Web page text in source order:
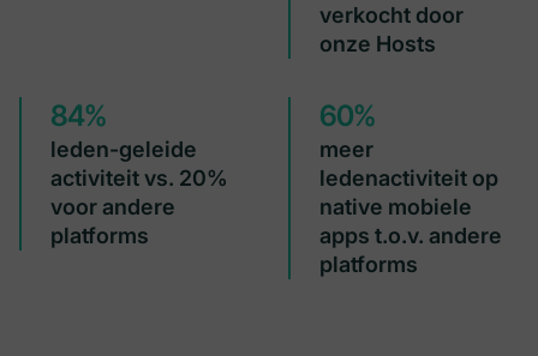
verkocht door
onze Hosts
84%
leden-geleide
activiteit vs. 20%
voor andere
platforms
60%
meer
ledenactiviteit op
native mobiele
apps t.o.v. andere
platforms